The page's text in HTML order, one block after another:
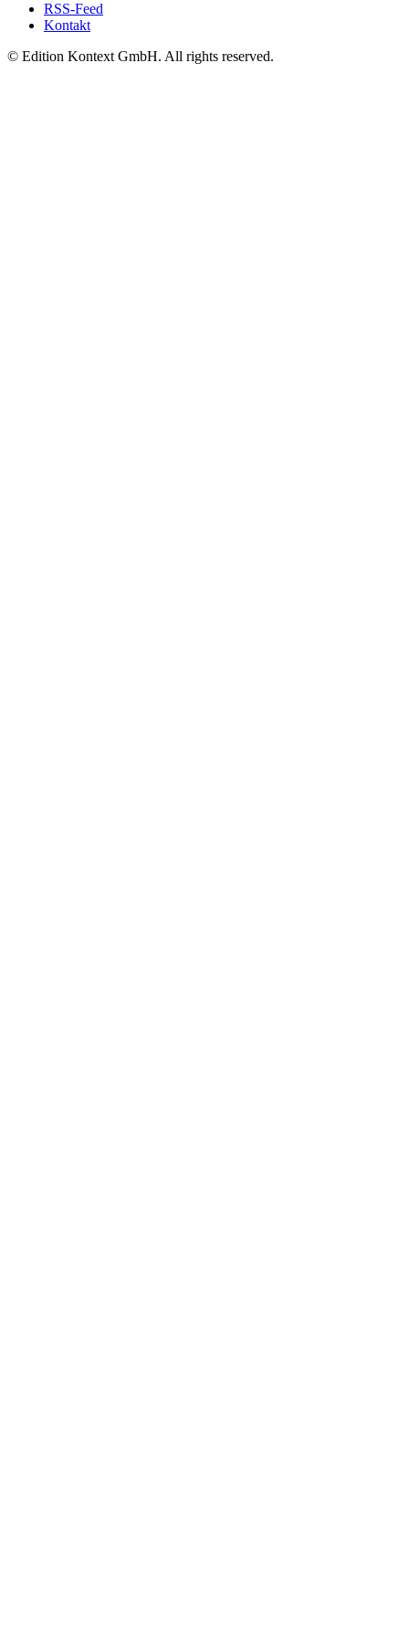
RSS-Feed
Kontakt
© Edition Kontext GmbH. All rights reserved.